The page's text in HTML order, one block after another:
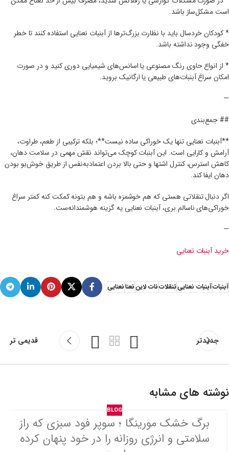
است مشکل‌ساز باشد.
* کودکان خردسال باید با نظارت بزرگ‌ترها از آبنبات نعنایی استفاده کنند تا خطر
خفگی وجود نداشته باشد.
* از انواع حاوی رنگ مصنوعی یا اسانس‌های شیمیایی دوری کنید و در صورت
امکان سراغ آبنبات‌های طبیعی یا ارگانیک بروید.
—
## جمع‌بندی
**آبنبات نعنایی تنها یک خوراکی ساده نیست**؛ بلکه ترکیبی از طعم، طراوت،
آرامش و کارایی است. این آبنبات کوچک می‌تواند نقش مهمی در سلامت دهان،
کاهش استرس، کنترل اشتها و حتی بالا بردن اعتماد‌به‌نفس از طریق خوش‌بو بودن
دهان ایفا کند.
اگر دنبال تنقلاتی هستی که هم خوشمزه باشه و هم بتونه کمکت کنه کمتر سراغ
خوراکی‌های ناسالم بری، آبنبات نعنایی یه گزینه هوشمندانه‌ست.
—
خرید آبنبات نعنایی
آبنباتآبنبات نعناییتنقلاتنات لایننعنانعنایی
جدیدتر قدیمی تر
نوشته های مشابه
BLOG
برگ خشک مورینگا ؛ سوپر فود سبزی که راز
سلامتی و انرژی روزانه را در خود پنهان کرده